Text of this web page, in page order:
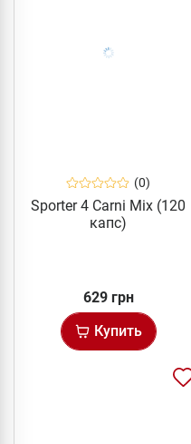
(0)
Sporter 4 Carni Mix (120
капс)
629 грн
Купить